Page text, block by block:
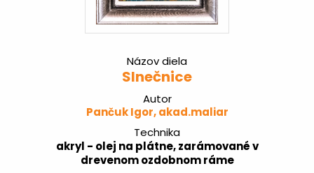
Názov diela
Slnečnice
Autor
Pančuk Igor, akad.maliar
Technika
akryl - olej na plátne, zarámované v
drevenom ozdobnom ráme